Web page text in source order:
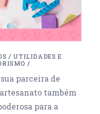
/ UTILIDADES E
/
parceira de
também
para a